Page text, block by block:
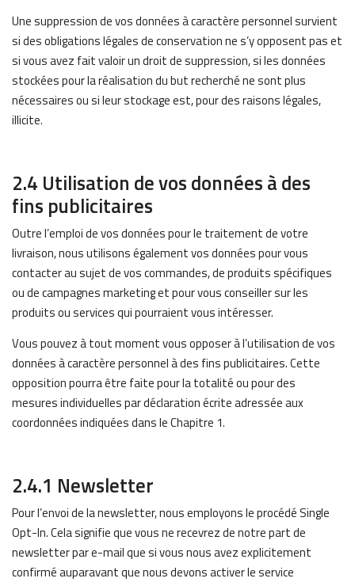
Une suppression de vos données à caractère personnel survient
si des obligations légales de conservation ne s’y opposent pas et
si vous avez fait valoir un droit de suppression, si les données
stockées pour la réalisation du but recherché ne sont plus
nécessaires ou si leur stockage est, pour des raisons légales,
illicite.
2.4 Utilisation de vos données à des
fins publicitaires
Outre l’emploi de vos données pour le traitement de votre
livraison, nous utilisons également vos données pour vous
contacter au sujet de vos commandes, de produits spécifiques
ou de campagnes marketing et pour vous conseiller sur les
produits ou services qui pourraient vous intéresser.
Vous pouvez à tout moment vous opposer à l’utilisation de vos
données à caractère personnel à des fins publicitaires. Cette
opposition pourra être faite pour la totalité ou pour des
mesures individuelles par déclaration écrite adressée aux
coordonnées indiquées dans le Chapitre 1.
2.4.1 Newsletter
Pour l’envoi de la newsletter, nous employons le procédé Single
Opt-In. Cela signifie que vous ne recevrez de notre part de
newsletter par e-mail que si vous nous avez explicitement
confirmé auparavant que nous devons activer le service